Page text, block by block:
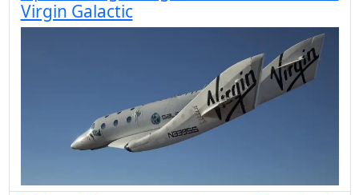
Virgin Galactic